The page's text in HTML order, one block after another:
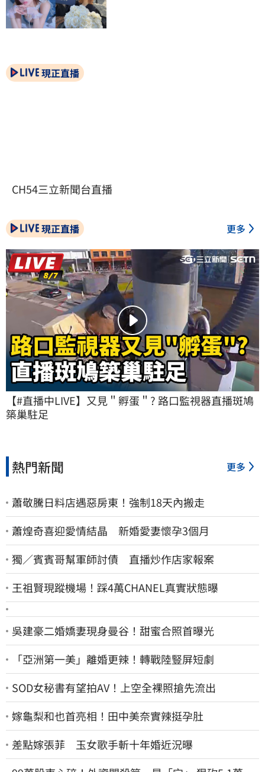
現正直播
CH54三立新聞台直播
現正直播 更多
【#直播中LIVE】又見＂孵蛋＂? 路口監視器直播斑鳩
築巢駐足
熱門新聞 更多
蕭敬騰日料店遇惡房東！強制18天內搬走
蕭煌奇喜迎愛情結晶 新婚愛妻懷孕3個月
獨／賓賓哥幫軍師討債 直播炒作店家報案
王祖賢現蹤機場！踩4萬CHANEL真實狀態曝
吳建豪二婚嬌妻現身曼谷！甜蜜合照首曝光
「亞洲第一美」離婚更辣！轉戰陸豎屏短劇
SOD女秘書有望拍AV！上空全裸照搶先流出
嫁龜梨和也首亮相！田中美奈實辣挺孕肚
差點嫁張菲 玉女歌手斬十年婚近況曝